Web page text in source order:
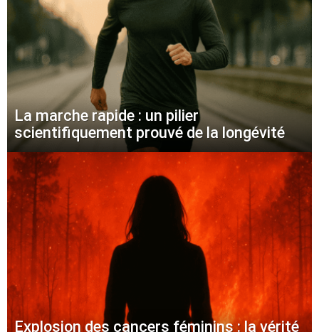
La marche rapide : un pilier
scientifiquement prouvé de la longévité
Explosion des cancers féminins : la vérité